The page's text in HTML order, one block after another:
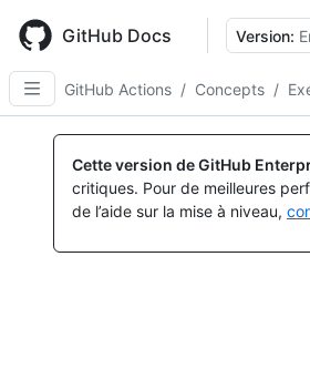
main
content
GitHub Docs Version:
GitHub Actions / Concepts /
Cette version de GitHub
critiques. Pour de meilleures
de l’aide sur la mise à niveau,